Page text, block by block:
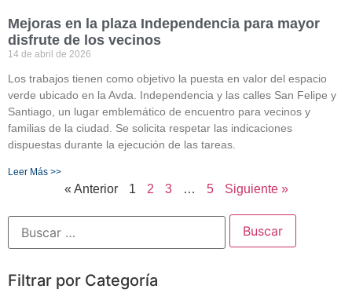
Mejoras en la plaza Independencia para mayor
disfrute de los vecinos
14 de abril de 2026
Los trabajos tienen como objetivo la puesta en valor del espacio
verde ubicado en la Avda. Independencia y las calles San Felipe y
Santiago, un lugar emblemático de encuentro para vecinos y
familias de la ciudad. Se solicita respetar las indicaciones
dispuestas durante la ejecución de las tareas.
Leer Más >>
« Anterior 1 2 3 … 5 Siguiente »
Filtrar por Categoría